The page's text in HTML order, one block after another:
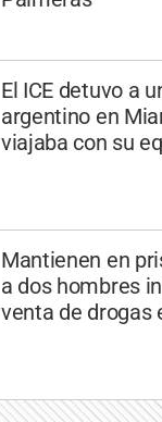
El ICE detuvo a
argentino en
viajaba con su
Mantienen en
a dos hombres
venta de drogas